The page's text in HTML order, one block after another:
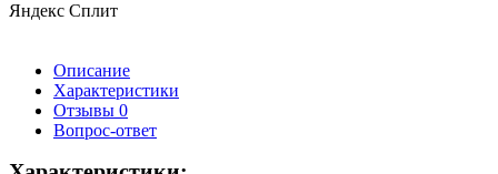
Яндекс Сплит
Описание
Характеристики
Отзывы 0
Вопрос-ответ